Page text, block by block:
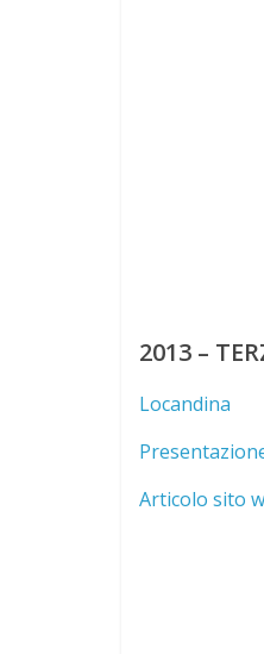
2013 –
Locandina
Articolo sito